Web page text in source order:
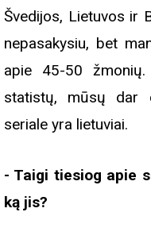
Švedijos, Lietuvos ir
nepasakysiu, bet
apie 45-50
statistų, mūsų dar
seriale yra lietuviai.
- Taigi tiesiog apie
ką jis?